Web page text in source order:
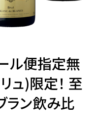
ル便指定無
ュ)限定！ 至
ラン飲み比